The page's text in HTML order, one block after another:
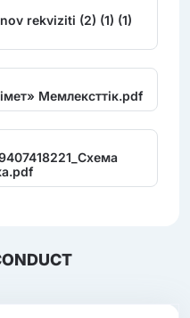
rekviziti (2) (1) (1)
Мемлексттік.pdf